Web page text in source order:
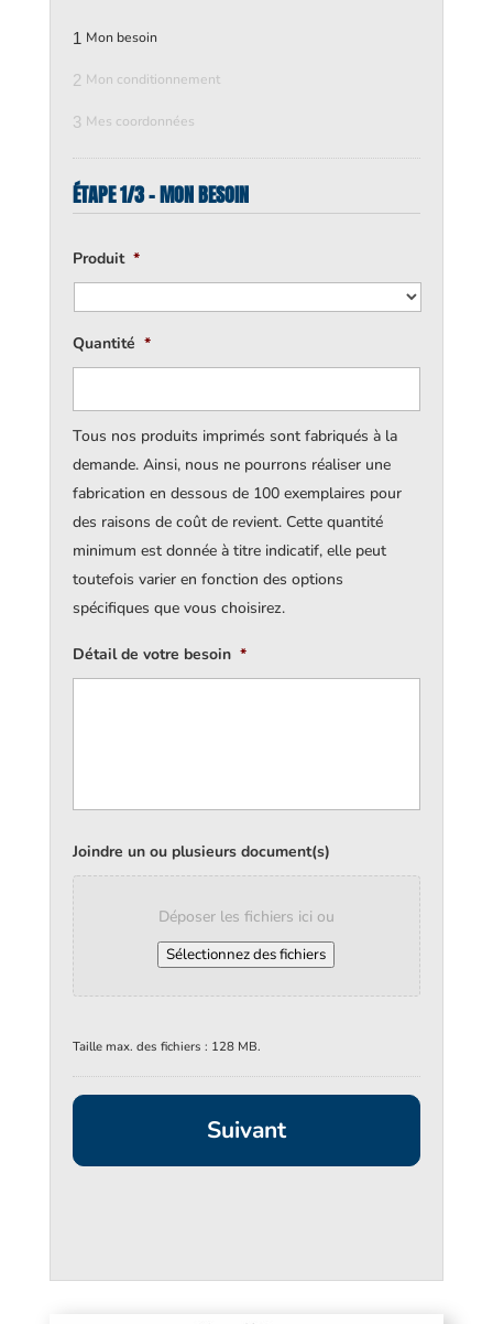
1 Mon besoin
2 Mon conditionnement
3 Mes coordonnées
ÉTAPE 1/3 - MON BESOIN
Produit *
Quantité *
Tous nos produits imprimés sont fabriqués à la
demande. Ainsi, nous ne pourrons réaliser une
fabrication en dessous de 100 exemplaires pour
des raisons de coût de revient. Cette quantité
minimum est donnée à titre indicatif, elle peut
toutefois varier en fonction des options
spécifiques que vous choisirez.
Détail de votre besoin *
Joindre un ou plusieurs document(s)
Déposer les fichiers ici ou
Sélectionnez des fichiers
Taille max. des fichiers : 128 MB.